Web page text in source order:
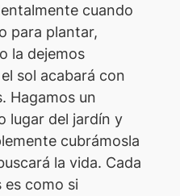
cuando
para plantar,
la dejemos
sol acabará con
Hagamos un
lugar del jardín y
cubrámosla
la vida. Cada
es como si